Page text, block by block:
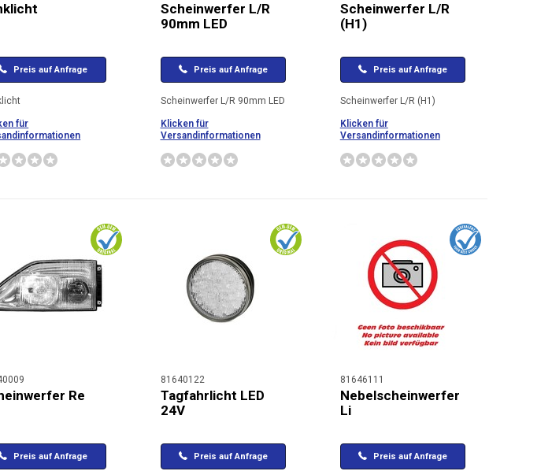
Preis auf Anfrage
für
Scheinwerfer L/R
90mm LED
Preis auf Anfrage
Scheinwerfer L/R 90mm LED
Klicken für
Versandinformationen
Scheinwerfer L/R
(H1)
Preis auf Anfrage
Scheinwerfer L/R (H1)
Klicken für
Versandinformationen
Re
Preis auf Anfrage
81640122
Tagfahrlicht LED
24V
Preis auf Anfrage
81646111
Nebelscheinwerfer
Li
Preis auf Anfrage